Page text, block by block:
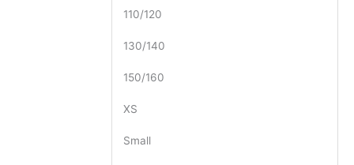
110/120
130/140
150/160
XS
Small